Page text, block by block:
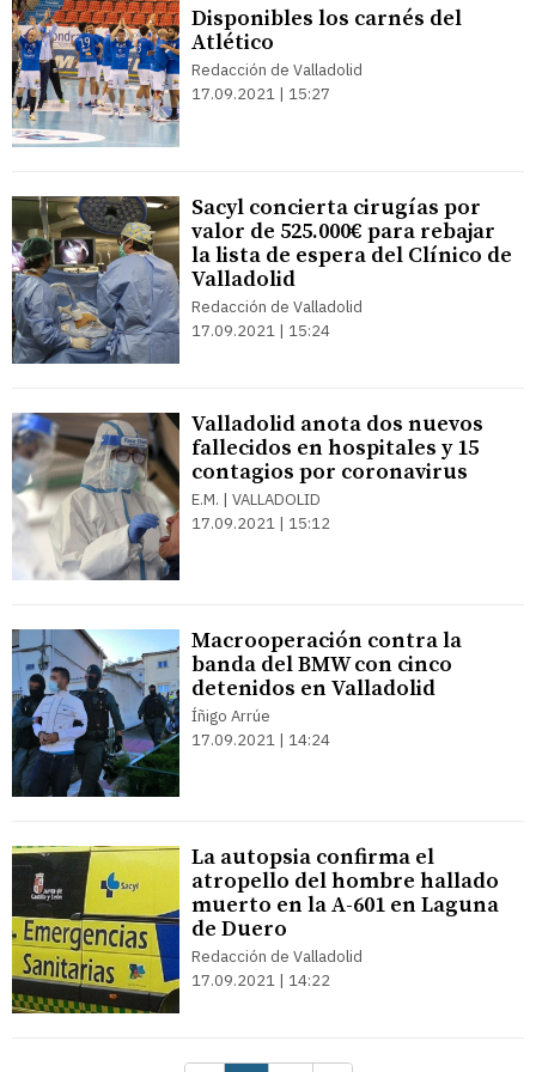
Disponibles los carnés del
Atlético
Redacción de Valladolid
17.09.2021 | 15:27
Sacyl concierta cirugías por
valor de 525.000€ para rebajar
la lista de espera del Clínico de
Valladolid
Redacción de Valladolid
17.09.2021 | 15:24
Valladolid anota dos nuevos
fallecidos en hospitales y 15
contagios por coronavirus
E.M. | VALLADOLID
17.09.2021 | 15:12
Macrooperación contra la
banda del BMW con cinco
detenidos en Valladolid
Íñigo Arrúe
17.09.2021 | 14:24
La autopsia confirma el
atropello del hombre hallado
muerto en la A-601 en Laguna
de Duero
Redacción de Valladolid
17.09.2021 | 14:22